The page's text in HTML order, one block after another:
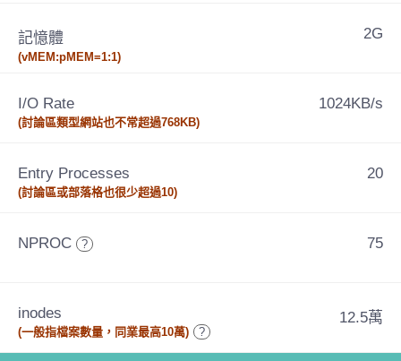
記憶體
(vMEM:pMEM=1:1)
2G
I/O Rate
(討論區類型網站也不常超過768KB)
1024KB/s
Entry Processes
(討論區或部落格也很少超過10)
20
NPROC ? 75
inodes
(一般指檔案數量，同業最高10萬) ?
12.5萬